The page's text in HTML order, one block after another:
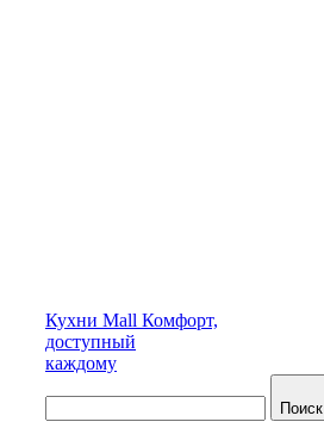
Кухни Mall Комфорт,
доступный
каждому
Поиск